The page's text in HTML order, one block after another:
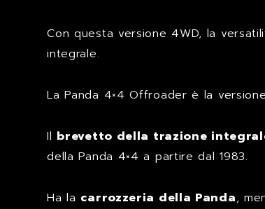
Con questa versione 4WD, la
integrale.
La Panda 4×4 Offroader è la
Il brevetto della trazione
della Panda 4×4 a partire dal 1983.
Ha la carrozzeria della Panda,